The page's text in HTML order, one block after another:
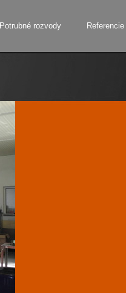
Potrubné rozvody Referencie